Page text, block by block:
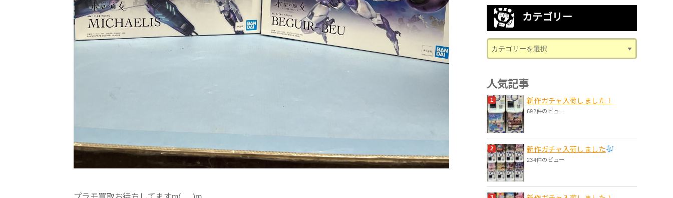
カテゴリー
人気記事
新作ガチャ入荷しました！
692件のビュー
新作ガチャ入荷しました
234件のビュー